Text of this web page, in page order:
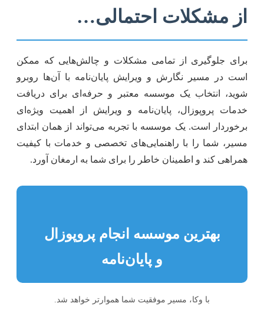
از مشکلات احتمالی…
برای جلوگیری از تمامی مشکلات و چالش‌هایی که ممکن
است در مسیر نگارش و ویرایش پایان‌نامه با آن‌ها روبرو
شوید، انتخاب یک موسسه معتبر و حرفه‌ای برای دریافت
خدمات پروپوزال، پایان‌نامه و ویرایش از اهمیت ویژه‌ای
برخوردار است. یک موسسه با تجربه می‌تواند از همان ابتدای
مسیر، شما را با راهنمایی‌های تخصصی و خدمات با کیفیت
همراهی کند و اطمینان خاطر را برای شما به ارمغان آورد.
بهترین موسسه انجام پروپوزال
و پایان‌نامه
با وکا، مسیر موفقیت شما هموارتر خواهد شد.